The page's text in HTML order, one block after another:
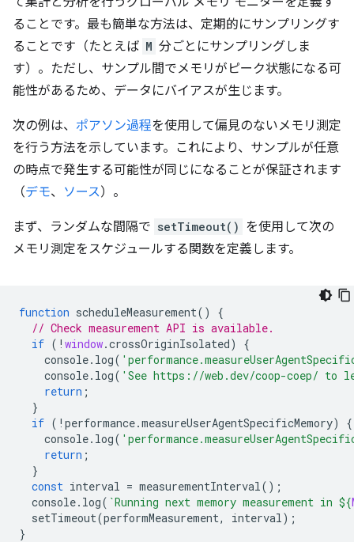
ることです。最も簡単な方法は、定期的にサンプリングす
ることです（たとえば M 分ごとにサンプリングしま
す）。ただし、サンプル間でメモリがピーク状態になる可
能性があるため、データにバイアスが生じます。
次の例は、 ポアソン過程を使用して偏見のないメモリ測定
を行う方法を示しています。これにより、サンプルが任意
の時点で発生する可能性が同じになることが保証されます
（デモ、 ソース）。
まず、ランダムな間隔で setTimeout() を使用して次の
メモリ測定をスケジュールする関数を定義します。
function scheduleMeasurement()
{
// Check measurement API is available.
if ( ! window.crossOriginIsolated)
{
console. log(
console. log( 'See https://web.dev/coop-coep/ to
return ;
}
if ( ! performance.measureUserAgentSpecificMemory)
{
console. log(
return ;
}
const interval = measurementInterval();
console. log( `Running next memory measurement in ${
setTimeout(performMeasurement, interval);
}